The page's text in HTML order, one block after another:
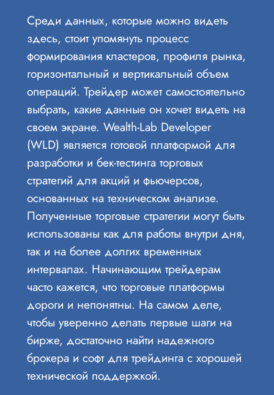
Среди данных, которые можно видеть
здесь, стоит упомянуть процесс
формирования кластеров, профиля рынка,
горизонтальный и вертикальный объем
операций. Трейдер может самостоятельно
выбрать, какие данные он хочет видеть на
своем экране. Wealth-Lab Developer
(WLD) является готовой платформой для
разработки и бек-тестинга торговых
стратегий для акций и фьючерсов,
основанных на техническом анализе.
Полученные торговые стратегии могут быть
использованы как для работы внутри дня,
так и на более долгих временных
интервалах. Начинающим трейдерам
часто кажется, что торговые платформы
дороги и непонятны. На самом деле,
чтобы уверенно делать первые шаги на
бирже, достаточно найти надежного
брокера и софт для трейдинга с хорошей
технической поддержкой.